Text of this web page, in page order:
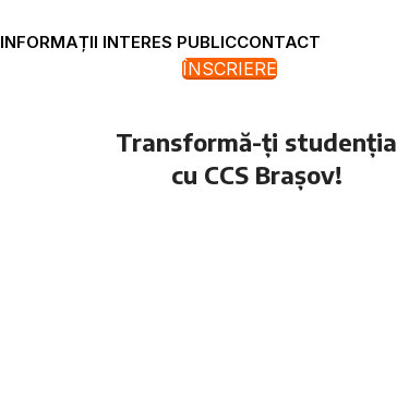
INFORMAȚII INTERES PUBLICCONTACT
ÎNSCRIERE
Transformă-ți studenția
cu CCS Brașov!